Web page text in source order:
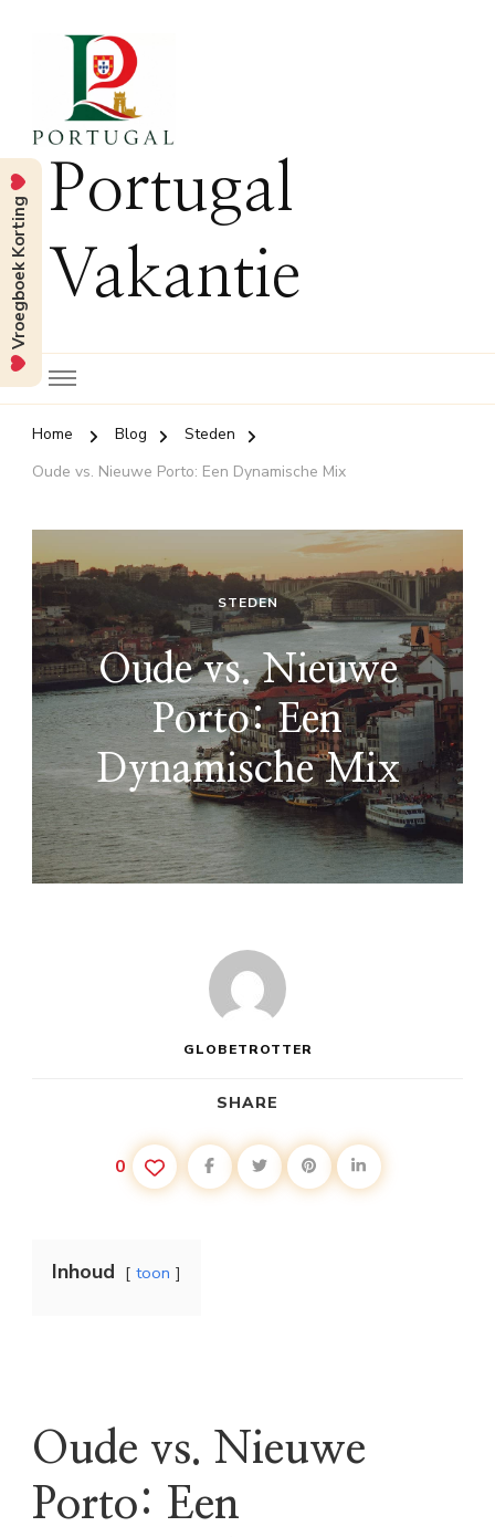
Portugal
Vakantie
Home Blog
Steden
Oude vs. Nieuwe Porto: Een Dynamische Mix
STEDEN
Oude vs. Nieuwe
Porto: Een
Dynamische Mix
GLOBETROTTER
SHARE
0
Inhoud toon
Oude vs. Nieuwe
Porto: Een
Vroegboek Korting